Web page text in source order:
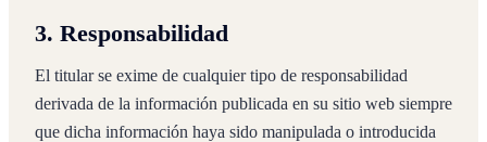
3. Responsabilidad
El titular se exime de cualquier tipo de responsabilidad
derivada de la información publicada en su sitio web siempre
que dicha información haya sido manipulada o introducida